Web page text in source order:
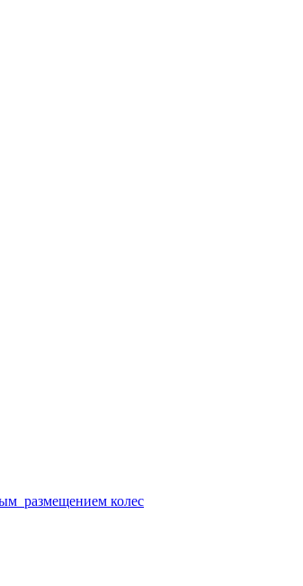
размещением колес